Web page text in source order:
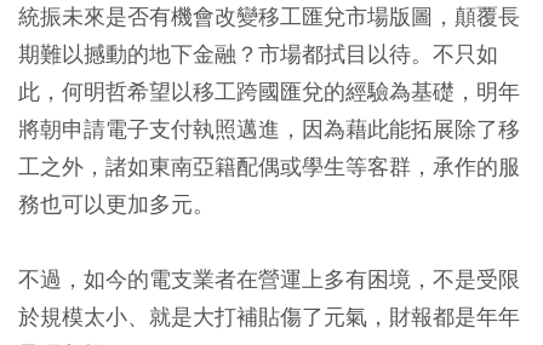
統振未來是否有機會改變移工匯兌市場版圖，顛覆長
期難以撼動的地下金融？市場都拭目以待。不只如
此，何明哲希望以移工跨國匯兌的經驗為基礎，明年
將朝申請電子支付執照邁進，因為藉此能拓展除了移
工之外，諸如東南亞籍配偶或學生等客群，承作的服
務也可以更加多元。
不過，如今的電支業者在營運上多有困境，不是受限
於規模太小、就是大打補貼傷了元氣，財報都是年年